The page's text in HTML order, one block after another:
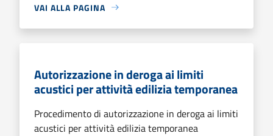
VAI ALLA PAGINA
Autorizzazione in deroga ai limiti
acustici per attività edilizia temporanea
Procedimento di autorizzazione in deroga ai limiti
acustici per attività edilizia temporanea